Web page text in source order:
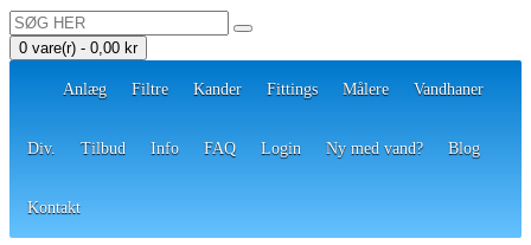
0 vare(r) - 0,00 kr
Anlæg Filtre Kander Fittings Målere Vandhaner
Div. Tilbud Info FAQ Login Ny med vand? Blog
Kontakt